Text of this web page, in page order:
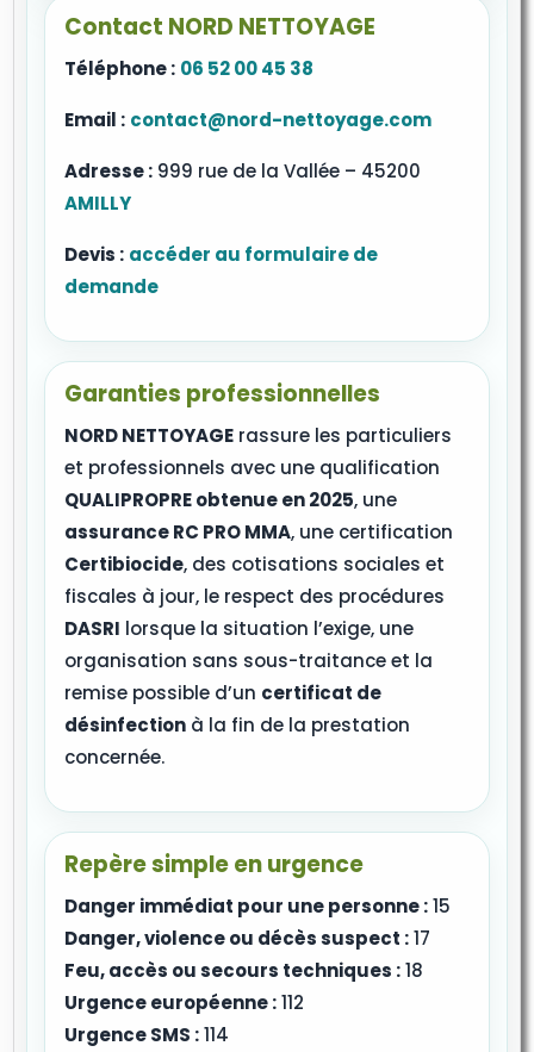
Contact NORD NETTOYAGE
Téléphone : 06 52 00 45 38
Email : contact@nord-nettoyage.com
Adresse : 999 rue de la Vallée – 45200
AMILLY
Devis : accéder au formulaire de
demande
Garanties professionnelles
NORD NETTOYAGE rassure les particuliers
et professionnels avec une qualification
QUALIPROPRE obtenue en 2025, une
assurance RC PRO MMA, une certification
Certibiocide, des cotisations sociales et
fiscales à jour, le respect des procédures
DASRI lorsque la situation l’exige, une
organisation sans sous-traitance et la
remise possible d’un certificat de
désinfection à la fin de la prestation
concernée.
Repère simple en urgence
Danger immédiat pour une personne :15
Danger, violence ou décès suspect :17
Feu, accès ou secours techniques :18
Urgence européenne :112
Urgence SMS :114